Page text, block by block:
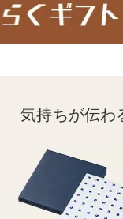
気持ちが伝わ